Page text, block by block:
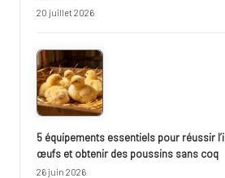
20 juillet 2026
5 équipements essentiels pour réussir
œufs et obtenir des poussins sans coq
26 juin 2026